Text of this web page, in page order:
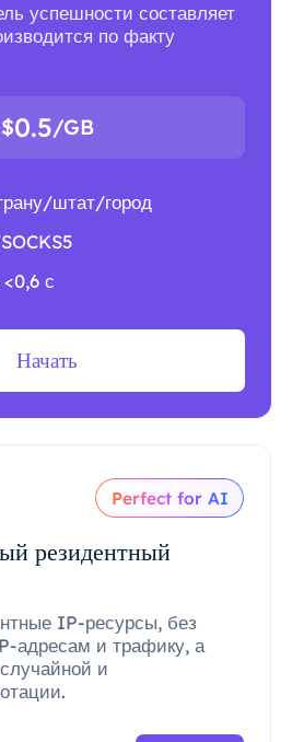
успешности составляет
по факту
$0.5/GB
штат/город
с
Начать
Perfect for AI
резидентный
IP-ресурсы, без
адресам и трафику, а
и